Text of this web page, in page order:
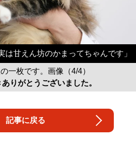
は甘えん坊のかまってちゃんです」
一枚です。画像（4/4）
りがとうございました。
記事に戻る